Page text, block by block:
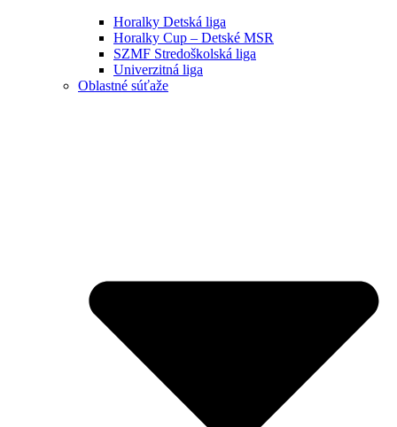
Horalky Detská liga
Horalky Cup – Detské MSR
SZMF Stredoškolská liga
Univerzitná liga
Oblastné súťaže